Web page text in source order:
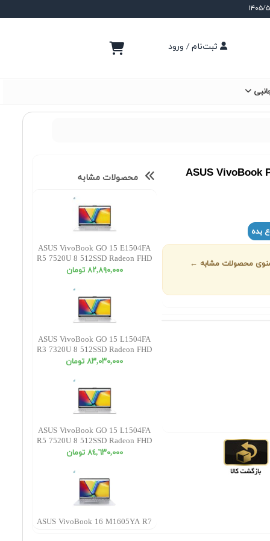
ثبت‌نام / ورود
ASUS VivoBook
بده
منوی محصولات مشابه ←
محصولات مشابه
ASUS VivoBook GO 15 E1504FA
R5 7520U 8 512SSD Radeon FHD
٨٢,٨٩٠,٠٠٠ تومان
ASUS VivoBook GO 15 L1504FA
R3 7320U 8 512SSD Radeon FHD
٨٣,٠٣٠,٠٠٠ تومان
ASUS VivoBook GO 15 L1504FA
R5 7520U 8 512SSD Radeon FHD
٨٤,٦٣٠,٠٠٠ تومان
ASUS VivoBook 16 M1605YA R7